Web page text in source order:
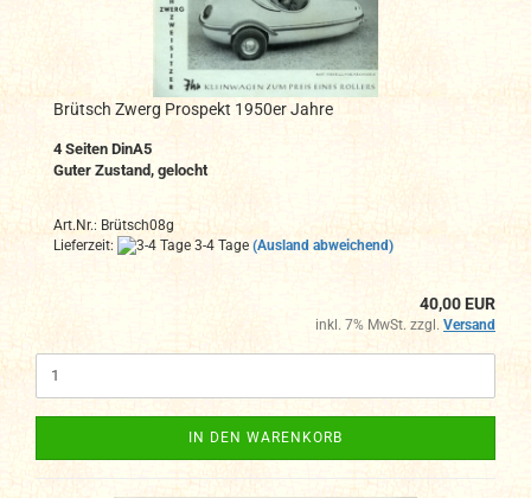
Brütsch Zwerg Prospekt 1950er Jahre
4Seiten DinA5
Guter Zustand, gelocht
Art.Nr.: Brütsch08g
Lieferzeit:
3-4 Tage (Ausland abweichend)
40,00 EUR
inkl. 7% MwSt. zzgl. Versand
IN DEN WARENKORB